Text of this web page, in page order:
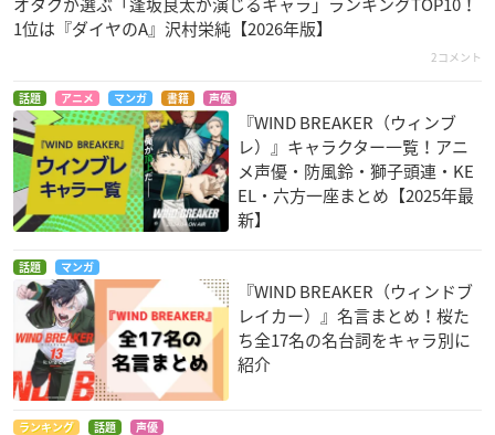
1位は『ダイヤのA』沢村栄純【2026年版】
2コメント
話題 アニメ マンガ 書籍 声優
『WIND BREAKER（ウィンブ
レ）』キャラクター一覧！アニ
メ声優・防風鈴・獅子頭連・KE
EL・六方一座まとめ【2025年最
新】
話題 マンガ
『WIND BREAKER（ウィンドブ
レイカー）』名言まとめ！桜た
ち全17名の名台詞をキャラ別に
紹介
ランキング 話題 声優